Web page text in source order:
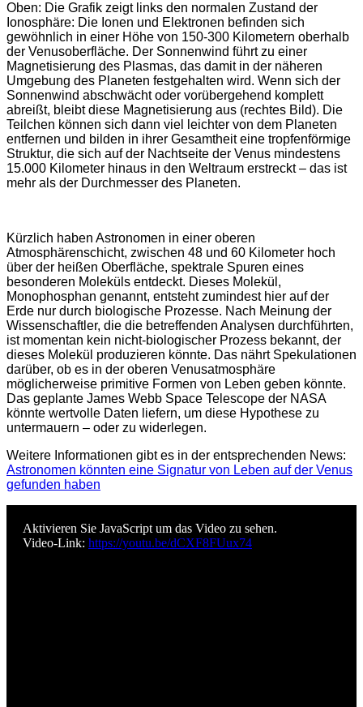
Oben: Die Grafik zeigt links den normalen Zustand der
Ionosphäre: Die Ionen und Elektronen befinden sich
gewöhnlich in einer Höhe von 150-300 Kilometern oberhalb
der Venusoberfläche. Der Sonnenwind führt zu einer
Magnetisierung des Plasmas, das damit in der näheren
Umgebung des Planeten festgehalten wird. Wenn sich der
Sonnenwind abschwächt oder vorübergehend komplett
abreißt, bleibt diese Magnetisierung aus (rechtes Bild). Die
Teilchen können sich dann viel leichter von dem Planeten
entfernen und bilden in ihrer Gesamtheit eine tropfenförmige
Struktur, die sich auf der Nachtseite der Venus mindestens
15.000 Kilometer hinaus in den Weltraum erstreckt – das ist
mehr als der Durchmesser des Planeten.
Kürzlich haben Astronomen in einer oberen
Atmosphärenschicht, zwischen 48 und 60 Kilometer hoch
über der heißen Oberfläche, spektrale Spuren eines
besonderen Moleküls entdeckt. Dieses Molekül,
Monophosphan genannt, entsteht zumindest hier auf der
Erde nur durch biologische Prozesse. Nach Meinung der
Wissenschaftler, die die betreffenden Analysen durchführten,
ist momentan kein nicht-biologischer Prozess bekannt, der
dieses Molekül produzieren könnte. Das nährt Spekulationen
darüber, ob es in der oberen Venusatmosphäre
möglicherweise primitive Formen von Leben geben könnte.
Das geplante James Webb Space Telescope der NASA
könnte wertvolle Daten liefern, um diese Hypothese zu
untermauern – oder zu widerlegen.
Weitere Informationen gibt es in der entsprechenden News:
Astronomen könnten eine Signatur von Leben auf der Venus
gefunden haben
Aktivieren Sie JavaScript um das Video zu sehen.
Video-Link: https://youtu.be/dCXF8FUux74